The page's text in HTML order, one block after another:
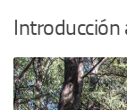
Introducción